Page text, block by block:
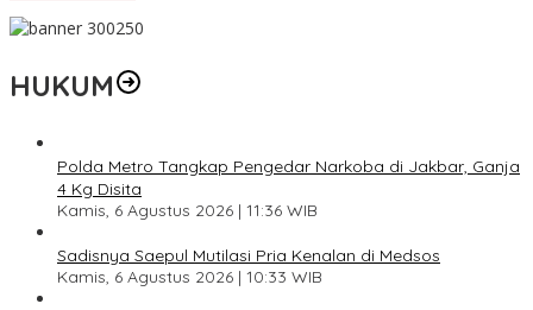
HUKUM
Polda Metro Tangkap Pengedar Narkoba di Jakbar, Ganja
4 Kg Disita
Kamis, 6 Agustus 2026 | 11:36 WIB
Sadisnya Saepul Mutilasi Pria Kenalan di Medsos
Kamis, 6 Agustus 2026 | 10:33 WIB